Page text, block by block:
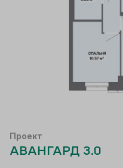
Проект
АВАНГАРД 3.0